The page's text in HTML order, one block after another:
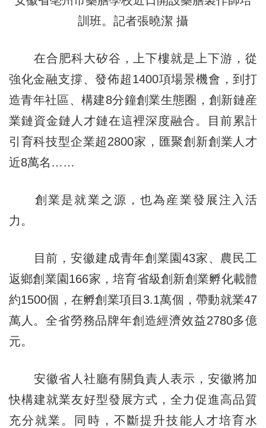
訓班。記者張曉潔 攝
在合肥科大矽谷，上下樓就是上下游，從
強化金融支撐、發佈超1400項場景機會，到打
造青年社區、構建8分鐘創業生態圈，創新鏈産
業鏈資金鏈人才鏈在這裡深度融合。目前累計
引育科技型企業超2800家，匯聚創新創業人才
近8萬名……
創業是就業之源，也為産業發展注入活
力。
目前，安徽建成青年創業園43家、農民工
返鄉創業園166家，培育省級創新創業孵化載體
約1500個，在孵創業項目3.1萬個，帶動就業47
萬人。全省勞務品牌年創造經濟效益2780多億
元。
安徽省人社廳有關負責人表示，安徽將加
快構建就業友好型發展方式，全力促進高品質
充分就業。同時，不斷提升技能人才培育水